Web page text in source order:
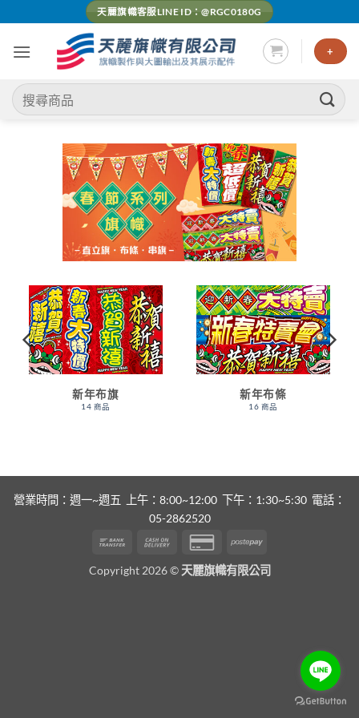
content
天麗旗幟客服LINE ID：@RGC0180G
+
搜
尋
新年布旗
14 商品
新年布條
16 商品
營業時間：週一~週五 上午：8:00~12:00 下午：1:30~5:30 電話：
05-2862520
Bank
Cash
Delivery
Credit
2
Postepay
Copyright 2026 © 天麗旗幟有限公司